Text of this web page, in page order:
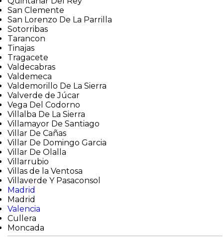
San Clemente
San Lorenzo De La Parrilla
Sotorribas
Tarancon
Tinajas
Tragacete
Valdecabras
Valdemeca
Valdemorillo De La Sierra
Valverde de Júcar
Vega Del Codorno
Villalba De La Sierra
Villamayor De Santiago
Villar De Cañas
Villar De Domingo Garcia
Villar De Olalla
Villarrubio
Villas de la Ventosa
Villaverde Y Pasaconsol
Madrid
Madrid
Valencia
Cullera
Moncada